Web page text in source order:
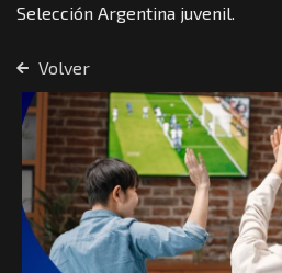
Selección Argentina juvenil.
Volver